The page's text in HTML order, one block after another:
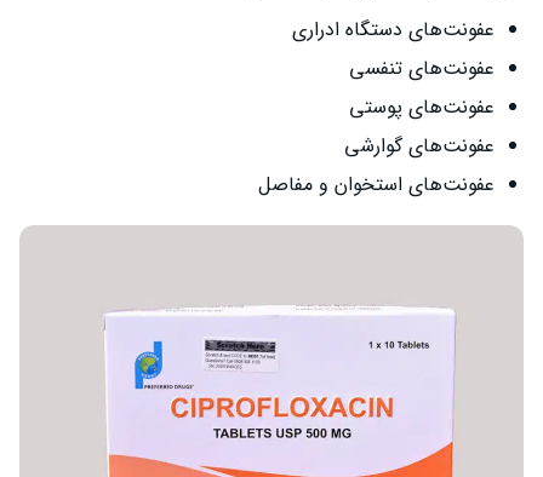
عفونت‌های دستگاه ادراری
عفونت‌های تنفسی
عفونت‌های پوستی
عفونت‌های گوارشی
عفونت‌های استخوان و مفاصل